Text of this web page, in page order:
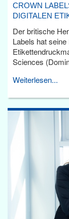
CROWN
DIGITALEN
Der britische
Labels hat
Sciences
Weiterlesen...